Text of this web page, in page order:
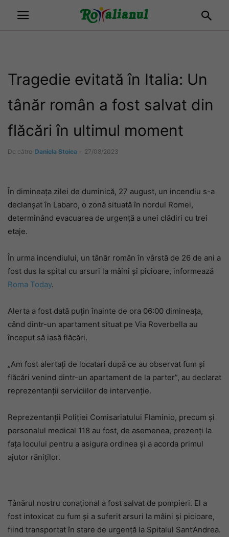
Tragedie evitată în Italia: Un
tânăr român a fost salvat din
flăcări în ultimul moment
De către Daniela Stoica - 27/08/2023
În dimineața zilei de duminică, 27 august, un incendiu s-a
declanșat în Labaro, o zonă situată în nordul Romei,
determinând evacuarea de urgență a unei clădiri cu trei
etaje.
În urma incendiului, un tânăr român în vârstă de 26 de ani a
fost dus la spital cu arsuri la mâini și picioare, informează
Roma Today.
Alerta a fost dată puțin înainte de ora 06:00 dimineața,
când dintr-un apartament situat pe Via Roverbella au
început să iasă flăcări.
„Am fost alertați de locatari după ce au observat fum și
flăcări venind dintr-un apartament de la parter”, au declarat
reprezentanții serviciilor de intervenție.
Reprezentanții Poliției Comisariatului Flaminio, precum și
personalul medical 118 au fost, de asemenea, prezenți la
fața locului pentru a asigura ordinea și a acorda primul
ajutor răniților.
Tânărul nostru conațional a fost salvat de pompieri. El a
fost intoxicat cu fum și a suferit arsuri la mâini și picioare,
fiind transportat în stare de urgență la Spitalul Sant’Andrea.